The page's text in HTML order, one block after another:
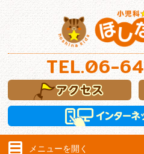
TEL.06-
メニューを開く